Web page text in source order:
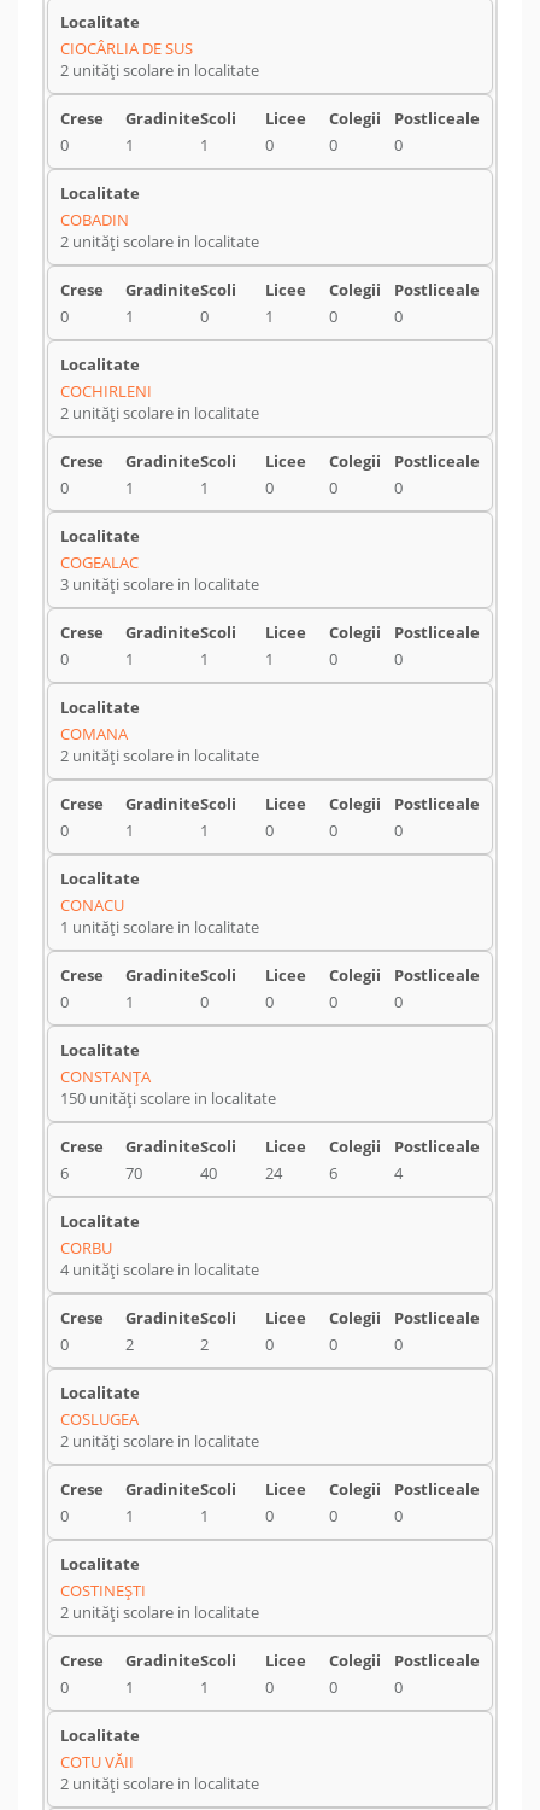
CIOCÂRLIA DE SUS
2 unități scolare in localitate
0 1 1 0 0 0
COBADIN
2 unități scolare in localitate
0 1 0 1 0 0
COCHIRLENI
2 unități scolare in localitate
0 1 1 0 0 0
COGEALAC
3 unități scolare in localitate
0 1 1 1 0 0
COMANA
2 unități scolare in localitate
0 1 1 0 0 0
CONACU
1 unități scolare in localitate
0 1 0 0 0 0
CONSTANŢA
150 unități scolare in localitate
6 70 40 24 6 4
CORBU
4 unități scolare in localitate
0 2 2 0 0 0
COSLUGEA
2 unități scolare in localitate
0 1 1 0 0 0
COSTINEŞTI
2 unități scolare in localitate
0 1 1 0 0 0
COTU VĂII
2 unități scolare in localitate